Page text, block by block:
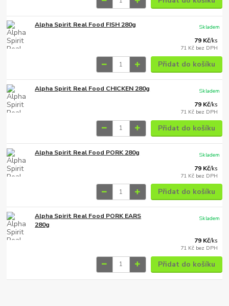
Alpha Spirit Real Food FISH 280g
79 Kč/ks
71 Kč bez DPH
Skladem
Přidat do košíku
Alpha Spirit Real Food CHICKEN 280g
79 Kč/ks
71 Kč bez DPH
Skladem
Přidat do košíku
Alpha Spirit Real Food PORK 280g
79 Kč/ks
71 Kč bez DPH
Skladem
Přidat do košíku
Alpha Spirit Real Food PORK EARS
280g
79 Kč/ks
71 Kč bez DPH
Skladem
Přidat do košíku